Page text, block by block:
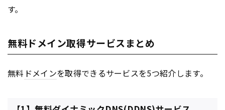
す。
無料ドメイン取得サービスまとめ
無料 ドメインを取得できるサービスを5つ紹介します。